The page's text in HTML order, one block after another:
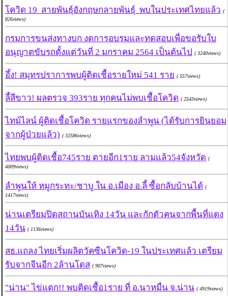
โควิด 19 สายพันธุ์อังกฤษกลายพันธุ์ พบในประเทศไทยแล้ว (
826views)
กรมการขนส่งทางบก งดการอบรมและทดสอบเพื่อขอรับใบ
อนุญาตขับรถตั้งแต่วันที่ 2 มกราคม 2564 เป็นต้นไป ( 3240views)
อึ้ง! สมุทรปราการพบผู้ติดเชื้อรายใหม่ 541 ราย ( 557views)
ลี้สีขาว! ผลตรวจ 393ราย ทุกคนไม่พบเชื้อโควิด ( 2543views)
ไทม์ไลน์ ผู้ติดเชื้อโควิด รายแรกของลำพูน (ได้รับการยินยอม
จากผู้ป่วยแล้ว) ( 32586views)
ไทยพบผู้ติดเชื้อ745ราย ตายอีก1ราย ลามแล้ว54จังหวัด (
4009views)
ลำพูนให้ หมูกระทะ/ชาบู ใน อ.เมือง อ.ลี้ ซื้อกลับบ้านได้ (
1417views)
น่านเตรียมปิดสถานบันเทิง 14วัน และกักตัวคนจากพื้นที่แดง
14วัน ( 1136views)
สธ.แถลง ไทยเริ่มผลิตวัคซีนโควิด-19 ในประเทศแล้ว เตรียม
รับจากจีนอีก 2ล้านโดส ( 907views)
"น่าน" ไข่แตก!! พบติดเชื้อ1ราย ที่ อ.นาหมื่น จ.น่าน ( 4919views)